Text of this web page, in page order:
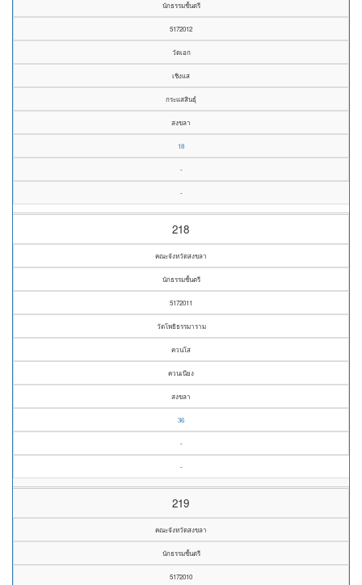
นักธรรมชั้นตรี
5172012
วัดเอก
เชิงแส
กระแสสินธุ์
สงขลา
18
-
-
218
คณะจังหวัดสงขลา
นักธรรมชั้นตรี
5172011
วัดโพธิธรรมาราม
ควนโส
ควนเนียง
สงขลา
36
-
-
219
คณะจังหวัดสงขลา
นักธรรมชั้นตรี
5172010